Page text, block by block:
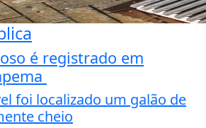
é registrado em
foi localizado um galão de
cheio